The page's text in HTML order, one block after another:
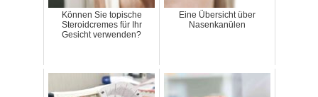
Können Sie topische
Steroidcremes für Ihr
Gesicht verwenden?
Eine Übersicht über
Nasenkanülen